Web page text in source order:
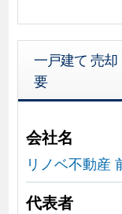
一戸建て 売
要
会社名
リノベ不動産
代表者